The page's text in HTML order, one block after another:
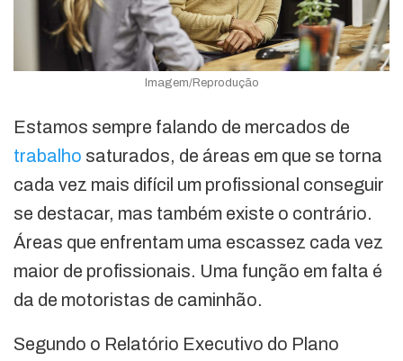
Imagem/Reprodução
Estamos sempre falando de mercados de
trabalho saturados, de áreas em que se torna
cada vez mais difícil um profissional conseguir
se destacar, mas também existe o contrário.
Áreas que enfrentam uma escassez cada vez
maior de profissionais. Uma função em falta é
da de motoristas de caminhão.
Segundo o Relatório Executivo do Plano